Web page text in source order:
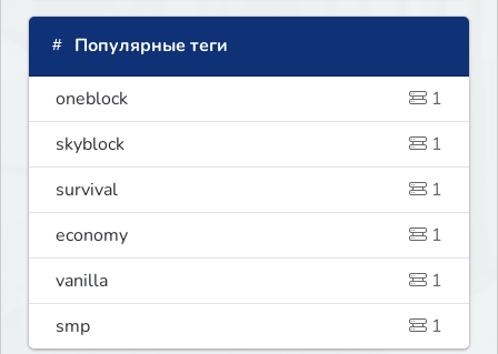
Популярные теги
oneblock
1
skyblock
1
survival
1
economy
1
vanilla
1
smp
1